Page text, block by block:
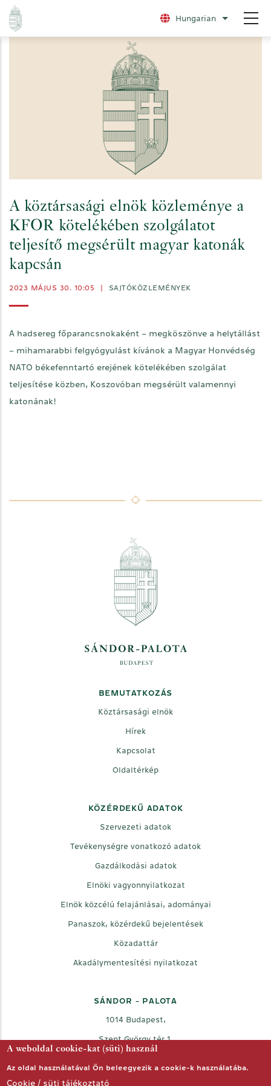
A weboldal cookie-kat (süti) használ
Az oldal használatával Ön beleegyezik a cookie-k használatába.
Cookie / süti tájékoztató
Ugrás
tartalomra
Hungarian További
A köztársasági elnök közleménye a
KFOR kötelékében szolgálatot
teljesítő megsérült magyar katonák
kapcsán
2023 MÁJUS 30. 10:05 SAJTÓKÖZLEMÉNYEK
A hadsereg főparancsnokaként – megköszönve a helytállást
– mihamarabbi felgyógyulást kívánok a Magyar Honvédség
NATO békefenntartó erejének kötelékében szolgálat
teljesítése közben, Koszovóban megsérült valamennyi
katonának!
BEMUTATKOZÁS
Köztársasági elnök
Hírek
Kapcsolat
Oldaltérkép
KÖZÉRDEKŰ ADATOK
Szervezeti adatok
Tevékenységre vonatkozó adatok
Gazdálkodási adatok
Elnöki vagyonnyilatkozat
Elnök közcélú felajánlásai, adományai
Panaszok, közérdekű bejelentések
Közadattár
Akadálymentesítési nyilatkozat
SÁNDOR - PALOTA
1014 Budapest,
Szent György tér 1.
FacebookTwitter Youtube